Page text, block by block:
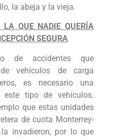
la abeja y la vieja.
QUE NADIE QUERÍA
SEGURA
de accidentes que
vehículos de carga
es necesario una
este tipo de vehículos.
que estas unidades
de cuota Monterrey-
invadieron, por lo que